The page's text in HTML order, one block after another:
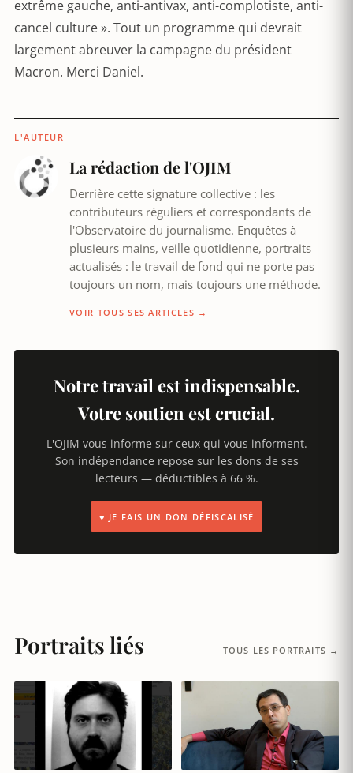
extrême gauche, anti-antivax, anti-complotiste, anti-
cancel culture ». Tout un programme qui devrait
largement abreuver la campagne du président
Macron. Merci Daniel.
L'AUTEUR
La rédaction de l'OJIM
Derrière cette signature collective : les
contributeurs réguliers et correspondants de
l'Observatoire du journalisme. Enquêtes à
plusieurs mains, veille quotidienne, portraits
actualisés : le travail de fond qui ne porte pas
toujours un nom, mais toujours une méthode.
VOIR TOUS SES ARTICLES →
Notre travail est indispensable.
Votre soutien est crucial.
L'OJIM vous informe sur ceux qui vous informent.
Son indépendance repose sur les dons de ses
lecteurs — déductibles à 66 %.
♥ JE FAIS UN DON DÉFISCALISÉ
Portraits liés TOUS LES PORTRAITS →